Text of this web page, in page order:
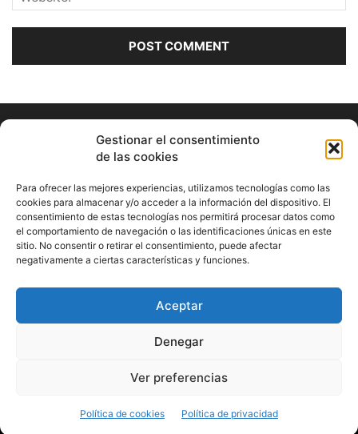
Gestionar el consentimiento
de las cookies
Para ofrecer las mejores experiencias, utilizamos tecnologías como las
cookies para almacenar y/o acceder a la información del dispositivo. El
consentimiento de estas tecnologías nos permitirá procesar datos como
el comportamiento de navegación o las identificaciones únicas en este
sitio. No consentir o retirar el consentimiento, puede afectar
negativamente a ciertas características y funciones.
Aceptar
Denegar
Ver preferencias
Política de cookies Política de privacidad
ABOUT US
Información Cultural de Málaga y otros de interés general
Contact us:musicamalaga55@gmail.com
FOLLOW US
© Musicamalaga